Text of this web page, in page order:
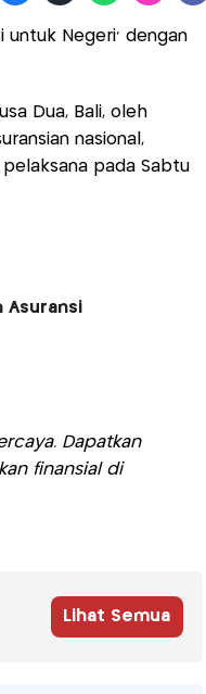
untuk Negeri' dengan
Dua, Bali, oleh
nasional,
pelaksana pada Sabtu
Asuransi
Dapatkan
finansial di
Lihat Semua